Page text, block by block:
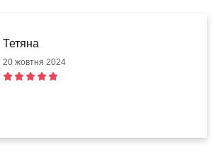
Тетяна
20 жовтня 2024